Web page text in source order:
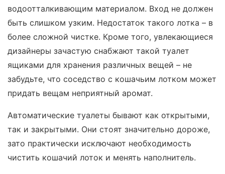
водоотталкивающим материалом. Вход не должен
быть слишком узким. Недостаток такого лотка – в
более сложной чистке. Кроме того, увлекающиеся
дизайнеры зачастую снабжают такой туалет
ящиками для хранения различных вещей – не
забудьте, что соседство с кошачьим лотком может
придать вещам неприятный аромат.
Автоматические туалеты бывают как открытыми,
так и закрытыми. Они стоят значительно дороже,
зато практически исключают необходимость
чистить кошачий лоток и менять наполнитель.